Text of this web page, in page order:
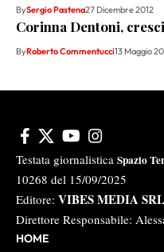
BySergio Pastena27 Dicembre 2012
Corinna Dentoni,
ByRoberto Commentucci13 Maggio
Testata giornalistica Spazio
10268 del 15/09/2025
Editore: VIBES MEDIA SRL
Direttore Responsabile:
HOME